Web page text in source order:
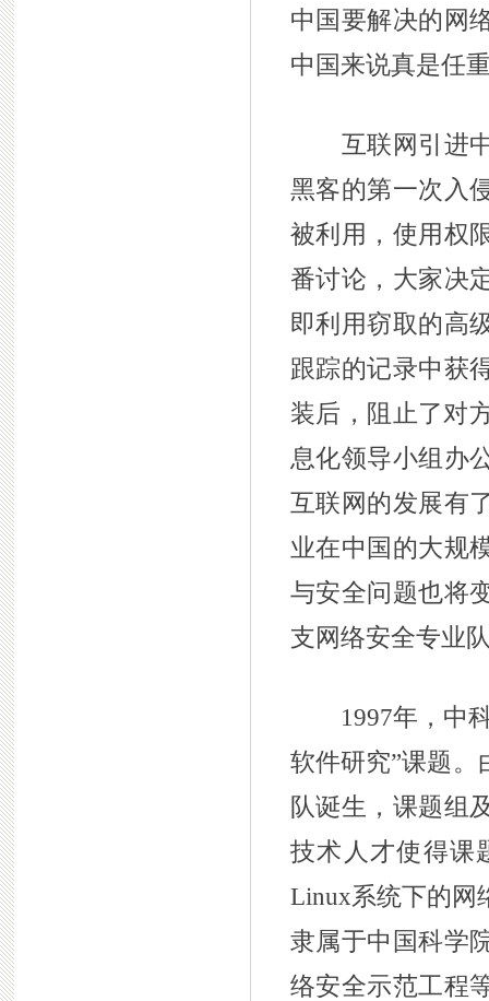
中国要解决的网
中国来说真是任
互联网引进中
黑客的第一次入
被利用，使用权
番讨论，大家决
即利用窃取的高
跟踪的记录中获
装后，阻止了对
息化领导小组办
互联网的发展有
业在中国的大规
与安全问题也将
支网络安全专业
1997年，中科
软件研究”课题
队诞生，课题组
技术人才使得课
Linux系统下的网
隶属于中国科学
络安全示范工程